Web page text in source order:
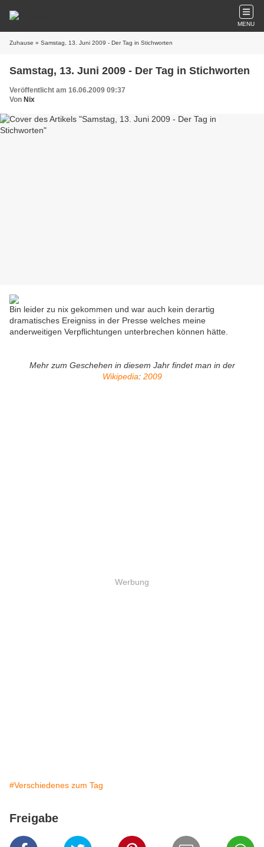
MENU
Zuhause » Samstag, 13. Juni 2009 - Der Tag in Stichworten
Samstag, 13. Juni 2009 - Der Tag in Stichworten
Veröffentlicht am 16.06.2009 09:37
Von Nix
Bin leider zu nix gekommen und war auch kein derartig
dramatisches Ereigniss in der Presse welches meine
anderweitigen Verpflichtungen unterbrechen können hätte.
Mehr zum Geschehen in diesem Jahr findet man in der
Wikipedia: 2009
Werbung
#Verschiedenes zum Tag
Freigabe